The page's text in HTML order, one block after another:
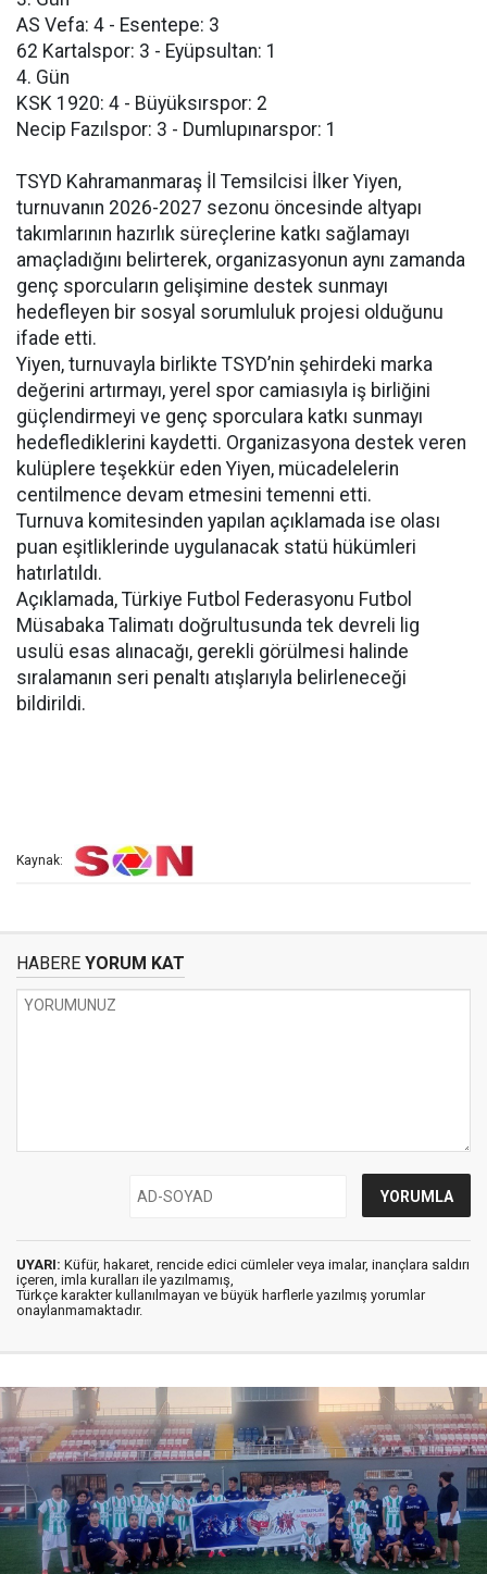
AS Vefa: 4 - Esentepe: 3
62 Kartalspor: 3 - Eyüpsultan: 1
4. Gün
KSK 1920: 4 - Büyüksırspor: 2
Necip Fazılspor: 3 - Dumlupınarspor: 1
TSYD Kahramanmaraş İl Temsilcisi İlker Yiyen,
turnuvanın 2026-2027 sezonu öncesinde altyapı
takımlarının hazırlık süreçlerine katkı sağlamayı
amaçladığını belirterek, organizasyonun aynı zamanda
genç sporcuların gelişimine destek sunmayı
hedefleyen bir sosyal sorumluluk projesi olduğunu
ifade etti.
Yiyen, turnuvayla birlikte TSYD’nin şehirdeki marka
değerini artırmayı, yerel spor camiasıyla iş birliğini
güçlendirmeyi ve genç sporculara katkı sunmayı
hedeflediklerini kaydetti. Organizasyona destek veren
kulüplere teşekkür eden Yiyen, mücadelelerin
centilmence devam etmesini temenni etti.
Turnuva komitesinden yapılan açıklamada ise olası
puan eşitliklerinde uygulanacak statü hükümleri
hatırlatıldı.
Açıklamada, Türkiye Futbol Federasyonu Futbol
Müsabaka Talimatı doğrultusunda tek devreli lig
usulü esas alınacağı, gerekli görülmesi halinde
sıralamanın seri penaltı atışlarıyla belirleneceği
bildirildi.
Kaynak:
HABERE YORUM KAT
UYARI: Küfür, hakaret, rencide edici cümleler veya imalar, inançlara saldırı
içeren, imla kuralları ile yazılmamış,
Türkçe karakter kullanılmayan ve büyük harflerle yazılmış yorumlar
onaylanmamaktadır.